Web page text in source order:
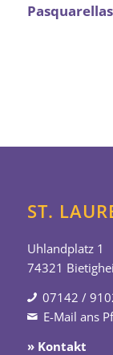
ST.
Uhlandplatz 1
74321
07142 /
E-Mail ans
» Kontakt